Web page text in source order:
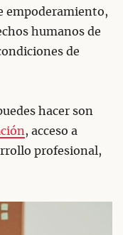
empoderamiento,
humanos de
de
hacer son
, acceso a
profesional,